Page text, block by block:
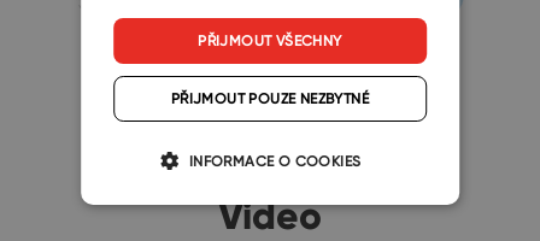
Video
PŘIJMOUT VŠECHNY
PŘIJMOUT POUZE NEZBYTNÉ
INFORMACE O COOKIES